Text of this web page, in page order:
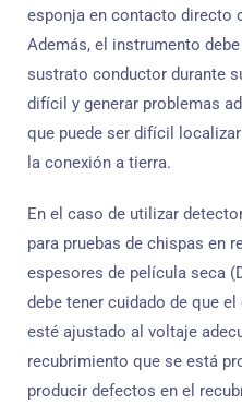
esponja en contacto directo
Además, el instrumento
sustrato conductor durante
difícil y generar problemas
que puede ser difícil
la conexión a tierra.
En el caso de utilizar
para pruebas de chispas en
espesores de película seca
debe tener cuidado de que
esté ajustado al voltaje
recubrimiento que se está
producir defectos en el